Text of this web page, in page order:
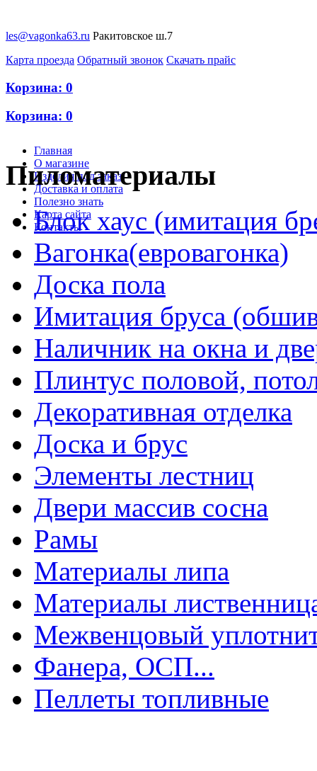
les@vagonka63.ru Ракитовское ш.7
Карта проезда Обратный звонок Скачать прайс
Корзина: 0
Корзина: 0
Главная
О магазине
Изделия под заказ
Доставка и оплата
Полезно знать
Карта сайта
Контакты
Пиломатериалы
Блок хаус (имитация
Вагонка(евровагонка)
Доска пола
Имитация бруса
Наличник на окна и
Плинтус половой,
Декоративная отделка
Доска и брус
Элементы лестниц
Двери массив сосна
Рамы
Материалы липа
Материалы
Межвенцовый
Фанера, ОСП...
Пеллеты топливные